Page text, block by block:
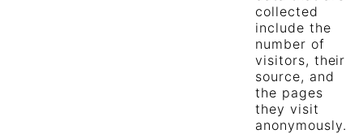
collected
include the
number of
visitors, their
source, and
the pages
they visit
anonymously.